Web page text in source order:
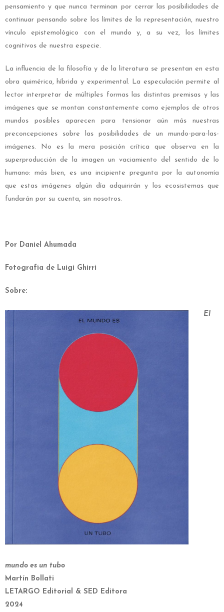
pensamiento y que nunca terminan por cerrar las posibilidades de
continuar pensando sobre los límites de la representación, nuestro
vínculo epistemológico con el mundo y, a su vez, los límites
cognitivos de nuestra especie.
La influencia de la filosofía y de la literatura se presentan en esta
obra quimérica, híbrida y experimental. La especulación permite al
lector interpretar de múltiples formas las distintas premisas y las
imágenes que se montan constantemente como ejemplos de otros
mundos posibles aparecen para tensionar aún más nuestras
preconcepciones sobre las posibilidades de un mundo-para-las-
imágenes. No es la mera posición crítica que observa en la
superproducción de la imagen un vaciamiento del sentido de lo
humano: más bien, es una incipiente pregunta por la autonomía
que estas imágenes algún día adquirirán y los ecosistemas que
fundarán por su cuenta, sin nosotros.
Por Daniel Ahumada
Fotografía de Luigi Ghirri
Sobre:
El
mundo es un tubo
Martín Bollati
LETARGO Editorial & SED Editora
2024